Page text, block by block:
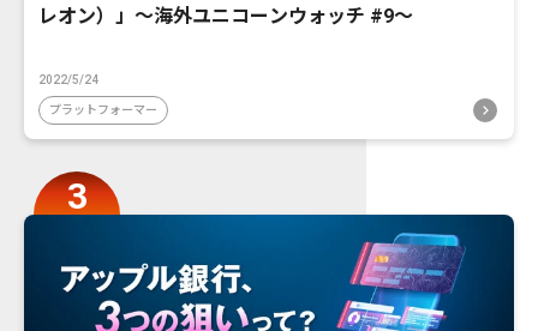
レオン）」〜海外ユニコーンウォッチ #9〜
2022/5/24
プラットフォーマー